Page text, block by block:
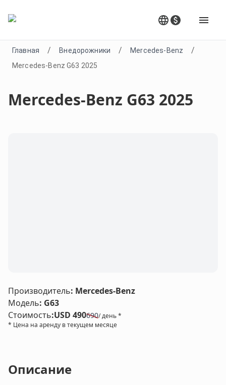
Главная / Внедорожники / Mercedes-Benz /
Mercedes-Benz G63 2025
Mercedes-Benz G63 2025
Производитель: Mercedes-Benz
Модель: G63
Стоимость:USD 490690/ день *
* Цена на аренду в текущем месяце
Описание